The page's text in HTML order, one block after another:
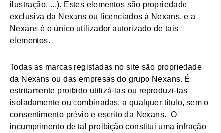
ilustração, ...). Estes elementos são propriedade
exclusiva da Nexans ou licenciados à Nexans, e a
Nexans é o único utilizador autorizado de tais
elementos.
Todas as marcas registadas no site são propriedade
da Nexans ou das empresas do grupo Nexans. É
estritamente proibido utilizá-las ou reproduzi-las
isoladamente ou combinadas, a qualquer título, sem o
consentimento prévio e escrito da Nexans. O
incumprimento de tal proibição constitui uma infração